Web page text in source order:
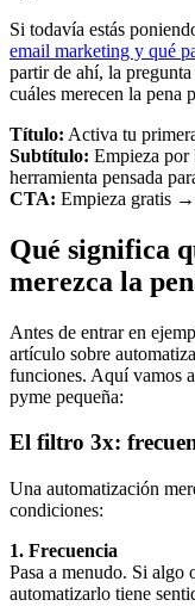
Si todavía estás
email marketing y qué
partir de ahí, la
cuáles merecen la pena
Título: Activa tu
Subtítulo: Empieza
herramienta pensada
CTA: Empieza gratis →
Qué significa
merezca la
Antes de entrar en
artículo sobre
funciones. Aquí vamos
pyme pequeña:
El filtro 3x:
Una automatización
condiciones:
1. Frecuencia
Pasa a menudo. Si algo
automatizarlo tiene